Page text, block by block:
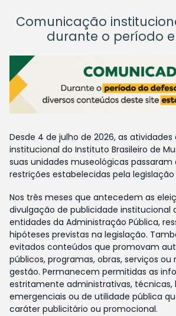
Comunicação
durante o período
Desde 4 de julho de 2026, as
institucional do Instituto Brasileiro de
suas unidades museológicas passaram
restrições estabelecidas pela legislação
Nos três meses que antecedem as
divulgação de publicidade institucional
entidades da Administração Pública,
hipóteses previstas na legislação.
evitados conteúdos que promovam
públicos, programas, obras, serviços ou
gestão. Permanecem permitidas as
estritamente administrativas, técnicas,
emergenciais ou de utilidade pública
caráter publicitário ou promocional.